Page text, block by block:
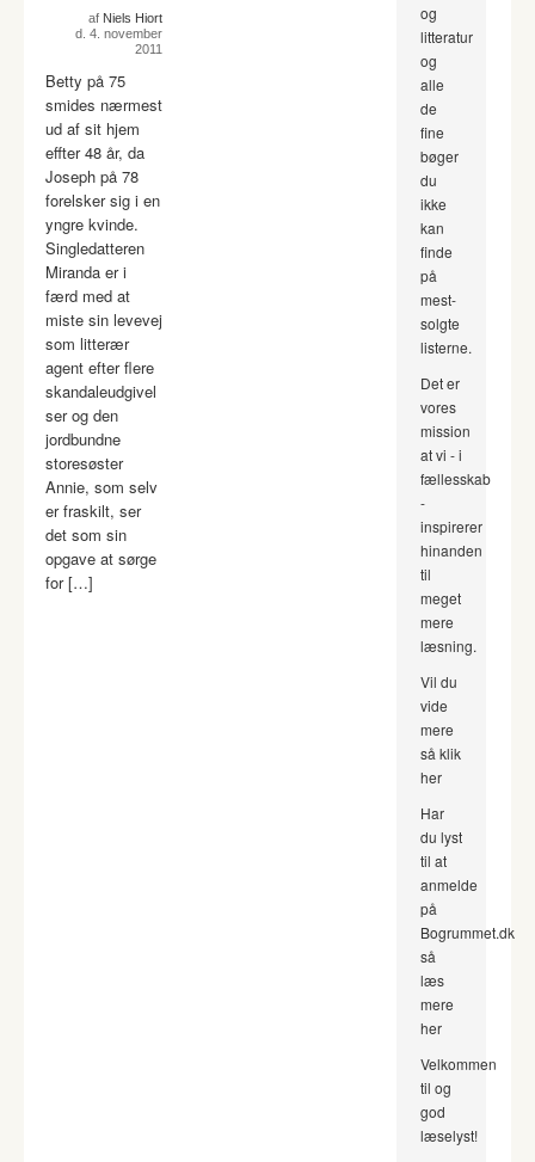
af Niels Hiort
d. 4. november
2011
Betty på 75
smides nærmest
ud af sit hjem
effter 48 år, da
Joseph på 78
forelsker sig i en
yngre kvinde.
Singledatteren
Miranda er i
færd med at
miste sin levevej
som litterær
agent efter flere
skandaleudgivel
ser og den
jordbundne
storesøster
Annie, som selv
er fraskilt, ser
det som sin
opgave at sørge
for […]
og
litteratur
og
alle
de
fine
bøger
du
ikke
kan
finde
på
mest-
solgte
listerne.
Det er
vores
mission
at vi - i
fællesskab
-
inspirerer
hinanden
til
meget
mere
læsning.
Vil du
vide
mere
så klik
her
Har
du lyst
til at
anmelde
på
Bogrummet.dk
så
læs
mere
her
Velkommen
til og
god
læselyst!